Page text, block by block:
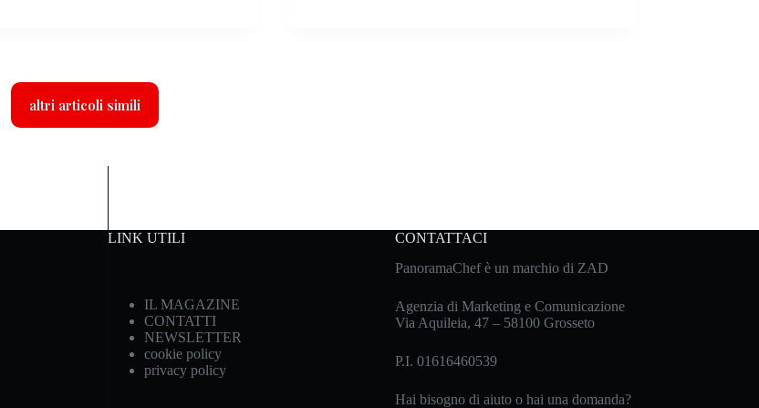
altri articoli simili
LINK UTILI
IL MAGAZINE
CONTATTI
NEWSLETTER
cookie policy
privacy policy
CONTATTACI
PanoramaChef è un marchio di ZAD
Agenzia di Marketing e Comunicazione
Via Aquileia, 47 – 58100 Grosseto
P.I. 01616460539
Hai bisogno di aiuto o hai una domanda?